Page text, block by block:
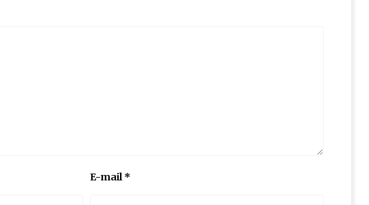
E-mail*